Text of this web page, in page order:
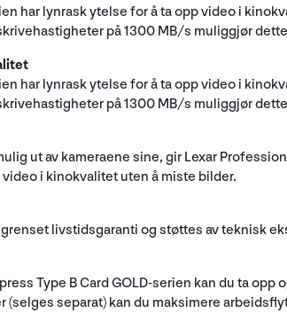
har lynrask ytelse for å ta opp video i
på 1300 MB/s muliggjør
har lynrask ytelse for å ta opp video i
på 1300 MB/s muliggjør
ut av kameraene sine, gir Lexar
i kinokvalitet uten å miste bilder.
livstidsgaranti og støttes av teknisk
Type B Card GOLD-serien kan du ta
(selges separat) kan du maksimere